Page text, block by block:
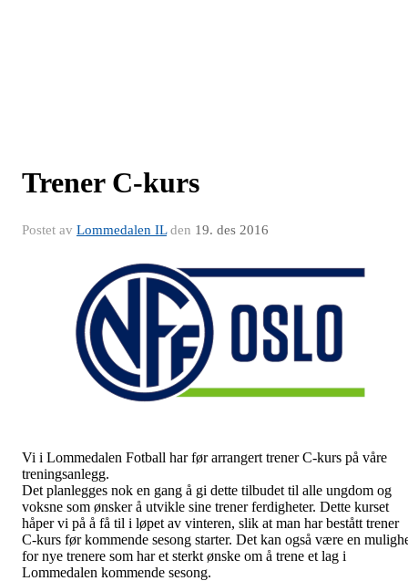
Trener C-kurs
Postet av Lommedalen ILden 19. des 2016
Vi i Lommedalen Fotball har før arrangert trener C-kurs på våre
treningsanlegg.
Det planlegges nok en gang å gi dette tilbudet til alle ungdom og
voksne som ønsker å utvikle sine trener ferdigheter. Dette kurset
håper vi på å få til i løpet av vinteren, slik at man har bestått trener
C-kurs før kommende sesong starter. Det kan også være en
for nye trenere som har et sterkt ønske om å trene et lag i
Lommedalen kommende sesong.